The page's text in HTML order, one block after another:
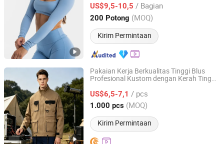
US$9,5-10,5 / Bagian
200 Potong (MOQ)
Kirim Permintaan
Guangdong, China Harga mulai 2019
Pakaian Kerja Berkualitas Tinggi Blus
Profesional Kustom dengan Kerah Tinggi
US$6,5-7,1 / pcs
1.000 pcs (MOQ)
Kirim Permintaan
Wuhan Hendry Trading Co., Ltd.
Hubei, China Harga mulai 2026